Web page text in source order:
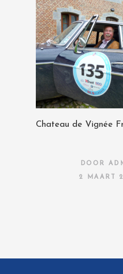
Chateau de Vignée
DOOR
2 MAART